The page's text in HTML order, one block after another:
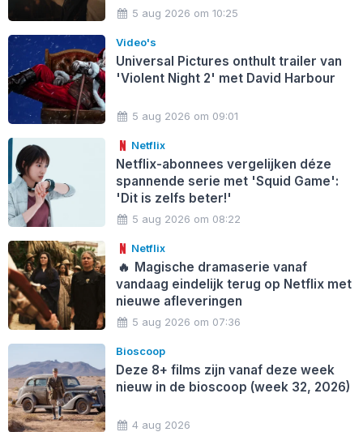
5 aug 2026 om 10:25
Video's
Universal Pictures onthult trailer van
'Violent Night 2' met David Harbour
5 aug 2026 om 09:01
Netflix
Netflix-abonnees vergelijken déze
spannende serie met 'Squid Game':
'Dit is zelfs beter!'
5 aug 2026 om 08:22
Netflix
🔥 Magische dramaserie vanaf
vandaag eindelijk terug op Netflix met
nieuwe afleveringen
5 aug 2026 om 07:36
Bioscoop
Deze 8+ films zijn vanaf deze week
nieuw in de bioscoop (week 32, 2026)
4 aug 2026